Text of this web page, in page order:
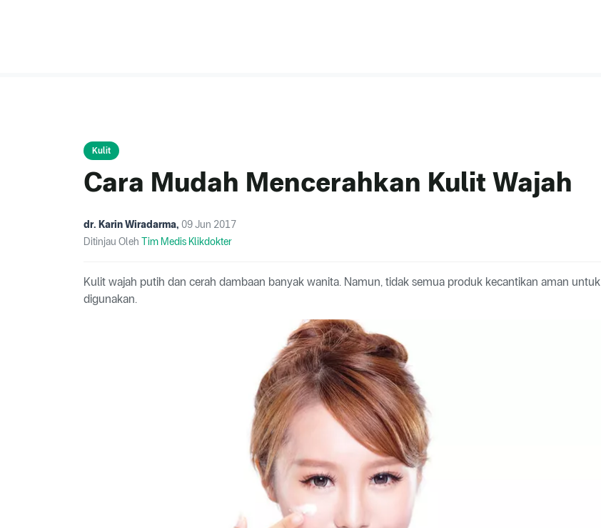
Kulit
Cara Mudah Mencerahkan Kulit Wajah
dr. Karin Wiradarma, 09 Jun 2017
Ditinjau Oleh Tim Medis Klikdokter
Kulit wajah putih dan cerah dambaan banyak wanita. Namun, tidak semua produk kecantikan aman untuk
digunakan.